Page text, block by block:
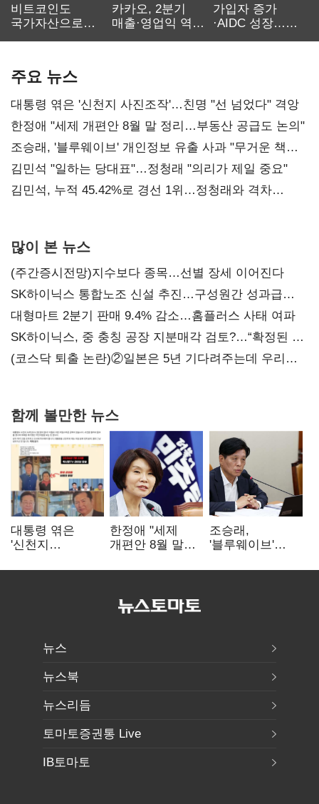
비트코인도
국가자산으로…'
카카오, 2분기
매출·영업익 역대
가입자 증가
·AIDC 성장…
주요 뉴스
대통령 엮은 '신천지 사진조작'…친명 "선 넘었다" 격앙
한정애 "세제 개편안 8월 말 정리…부동산 공급도 논의"
조승래, '블루웨이브' 개인정보 유출 사과 "무거운 책임
통감"
김민석 "일하는 당대표"…정청래 "의리가 제일 중요"
김민석, 누적 45.42%로 경선 1위…정청래와 격차
많이 본 뉴스
(주간증시전망)지수보다 종목…선별 장세 이어진다
SK하이닉스 통합노조 신설 추진…구성원간 성과급
불만 확산
대형마트 2분기 판매 9.4% 감소…홈플러스 사태 여파
SK하이닉스, 중 충칭 공장 지분매각 검토?…“확정된 바
없어”
(코스닥 퇴출 논란)②일본은 5년 기다려주는데 우리는
함께 볼만한 뉴스
대통령 엮은
'신천지
"선 넘었다" 격앙
한정애 "세제
개편안 8월 말
공급도 논의"
조승래,
'블루웨이브'
사과 "무거운
뉴스
뉴스북
뉴스리듬
토마토증권통 Live
IB토마토